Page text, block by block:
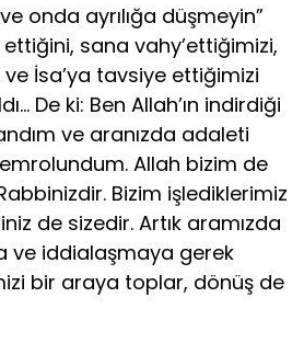
onda ayrılığa düşmeyin”
sana vahy’ettiğimizi,
ve İsa’ya tavsiye ettiğimizi
De ki: Ben Allah’ın indirdiği
ve aranızda adaleti
Allah bizim de
Bizim işlediklerimiz
de sizedir. Artık aramızda
ve iddialaşmaya gerek
bir araya toplar, dönüş de